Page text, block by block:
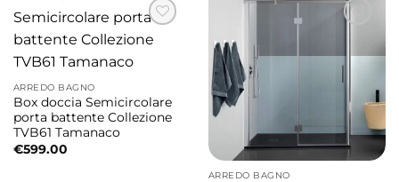
ARREDO BAGNO
Box doccia Semicircolare
porta battente Collezione
TVB61 Tamanaco
€599.00
ARREDO BAGNO